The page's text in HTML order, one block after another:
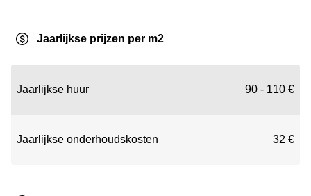
Jaarlijkse prijzen per m2
Jaarlijkse huur 90 - 110 €
Jaarlijkse onderhoudskosten 32 €